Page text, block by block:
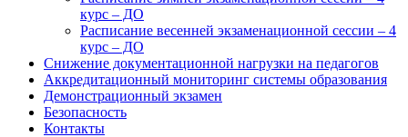
курс – ДО
Расписание весенней экзаменационной сессии – 4
курс – ДО
Снижение документационной нагрузки на педагогов
Аккредитационный мониторинг системы образования
Демонстрационный экзамен
Безопасность
Контакты